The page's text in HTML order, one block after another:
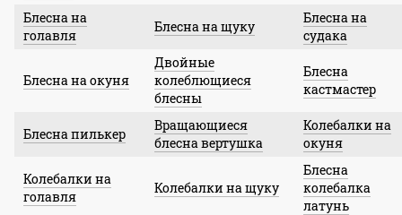
Блесна на
голавля
Блесна на щуку
Блесна на
судака
Блесна на окуня
Двойные
колеблющиеся
блесны
Блесна
кастмастер
Блесна пилькер
Вращающиеся
блесна вертушка
Колебалки на
окуня
Колебалки на
голавля
Колебалки на щуку
Блесна
колебалка
латунь